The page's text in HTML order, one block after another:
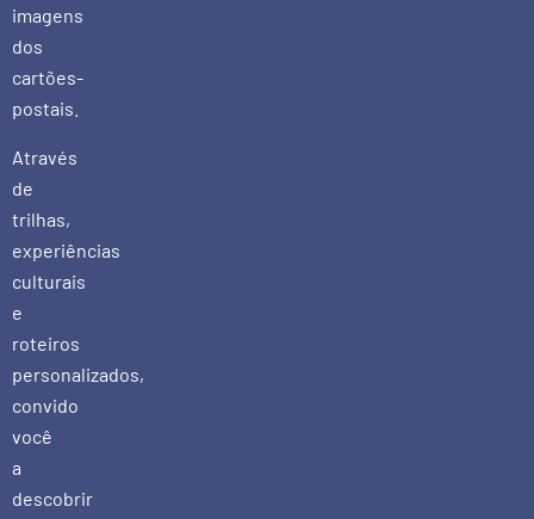
imagens
dos
cartões-
postais.
Através
de
trilhas,
experiências
culturais
e
roteiros
personalizados,
convido
você
a
descobrir